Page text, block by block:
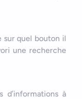
sur quel bouton il
une recherche
d’informations à